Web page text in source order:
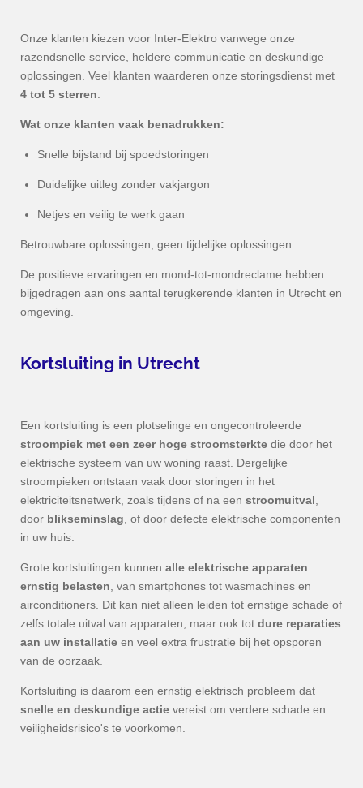
Onze klanten kiezen voor Inter-Elektro vanwege onze
razendsnelle service, heldere communicatie en deskundige
oplossingen. Veel klanten waarderen onze storingsdienst met
4 tot 5 sterren.
Wat onze klanten vaak benadrukken:
Snelle bijstand bij spoedstoringen
Duidelijke uitleg zonder vakjargon
Netjes en veilig te werk gaan
Betrouwbare oplossingen, geen tijdelijke oplossingen
De positieve ervaringen en mond-tot-mondreclame hebben
bijgedragen aan ons aantal terugkerende klanten in Utrecht en
omgeving.
Kortsluiting in Utrecht
Een kortsluiting is een plotselinge en ongecontroleerde
stroompiek met een zeer hoge stroomsterkte die door het
elektrische systeem van uw woning raast. Dergelijke
stroompieken ontstaan vaak door storingen in het
elektriciteitsnetwerk, zoals tijdens of na een stroomuitval,
door blikseminslag, of door defecte elektrische componenten
in uw huis.
Grote kortsluitingen kunnen alle elektrische apparaten
ernstig belasten, van smartphones tot wasmachines en
airconditioners. Dit kan niet alleen leiden tot ernstige schade of
zelfs totale uitval van apparaten, maar ook tot dure reparaties
aan uw installatie en veel extra frustratie bij het opsporen
van de oorzaak.
Kortsluiting is daarom een ernstig elektrisch probleem dat
snelle en deskundige actie vereist om verdere schade en
veiligheidsrisico's te voorkomen.